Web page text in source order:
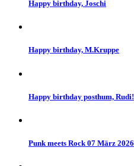
Happy birthday, Joschi
Happy birthday, M.Kruppe
Happy birthday posthum, Rudi!
Punk meets Rock 07 März 2026